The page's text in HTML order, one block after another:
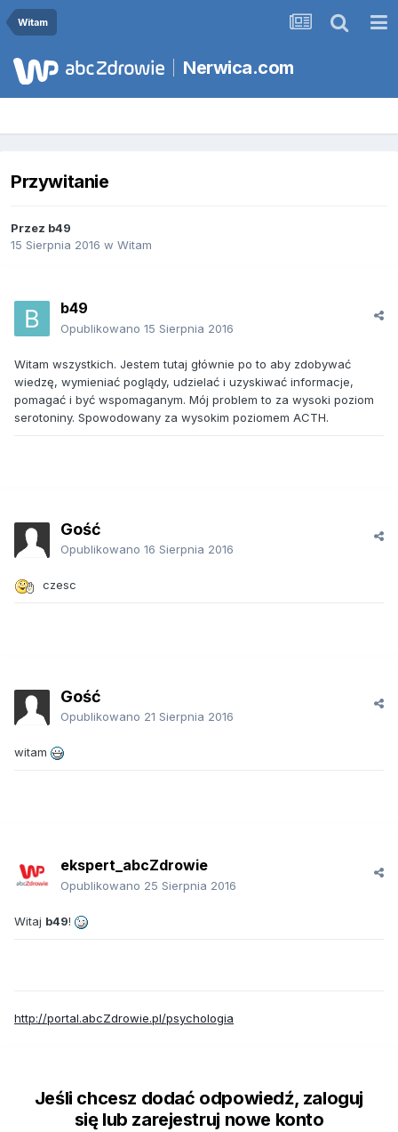
Witam
Nerwica.com
Przywitanie
Przez b49
15 Sierpnia 2016 w Witam
b49
Opublikowano 15 Sierpnia 2016
Witam wszystkich. Jestem tutaj głównie po to aby zdobywać
wiedzę, wymieniać poglądy, udzielać i uzyskiwać informacje,
pomagać i być wspomaganym. Mój problem to za wysoki poziom
serotoniny. Spowodowany za wysokim poziomem ACTH.
Gość
Opublikowano 16 Sierpnia 2016
czesc
Gość
Opublikowano 21 Sierpnia 2016
witam
ekspert_abcZdrowie
Opublikowano 25 Sierpnia 2016
Witaj b49!
http://portal.abcZdrowie.pl/psychologia
Jeśli chcesz dodać odpowiedź, zaloguj
się lub zarejestruj nowe konto